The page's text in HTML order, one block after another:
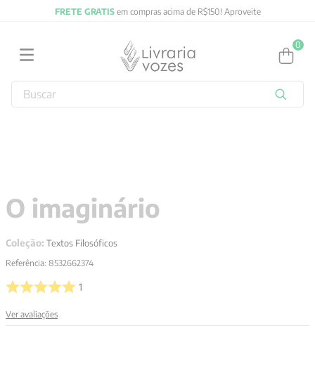
FRETE GRATISem compras acima de R$150! Aproveite
0
Buscar
O imaginário
Coleção: Textos Filosóficos
Referência: 8532662374
1
Ver avaliações
jung
6º pré venda
7º biblia
º